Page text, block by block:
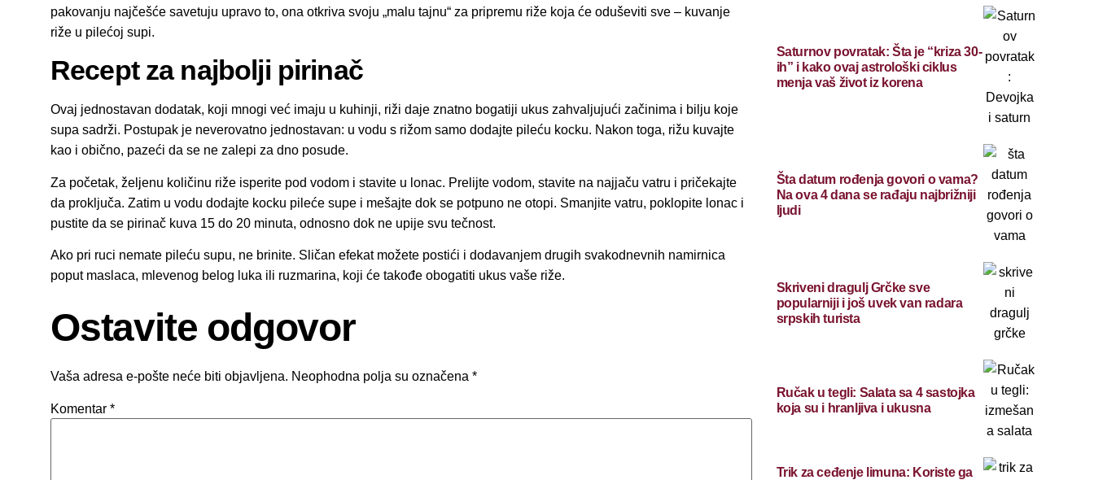
pakovanju najčešće savetuju upravo to, ona otkriva svoju „malu tajnu“ za pripremu riže koja će oduševiti sve – kuvanje
riže u pilećoj supi.
Recept za najbolji pirinač
Ovaj jednostavan dodatak, koji mnogi već imaju u kuhinji, riži daje znatno bogatiji ukus zahvaljujući začinima i bilju koje
supa sadrži. Postupak je neverovatno jednostavan: u vodu s rižom samo dodajte pileću kocku. Nakon toga, rižu kuvajte
kao i obično, pazeći da se ne zalepi za dno posude.
Za početak, željenu količinu riže isperite pod vodom i stavite u lonac. Prelijte vodom, stavite na najjaču vatru i pričekajte
da proključa. Zatim u vodu dodajte kocku pileće supe i mešajte dok se potpuno ne otopi. Smanjite vatru, poklopite lonac i
pustite da se pirinač kuva 15 do 20 minuta, odnosno dok ne upije svu tečnost.
Ako pri ruci nemate pileću supu, ne brinite. Sličan efekat možete postići i dodavanjem drugih svakodnevnih namirnica
poput maslaca, mlevenog belog luka ili ruzmarina, koji će takođe obogatiti ukus vaše riže.
Ostavite odgovor
Vaša adresa e-pošte neće biti objavljena. Neophodna polja su označena *
Komentar *
Saturnov povratak: Šta je “kriza 30-
ih” i kako ovaj astrološki ciklus
menja vaš život iz korena
Šta datum rođenja govori o vama?
Na ova 4 dana se rađaju najbrižniji
ljudi
Skriveni dragulj Grčke sve
popularniji i još uvek van radara
srpskih turista
Ručak u tegli: Salata sa 4 sastojka
koja su i hranljiva i ukusna
Trik za ceđenje limuna: Koriste ga